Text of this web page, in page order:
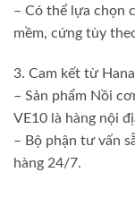
– Có thể lựa chọn
mềm, cứng tùy
3. Cam kết từ
– Sản phẩm Nồi
VE10 là hàng nội
– Bộ phận tư vấn
hàng 24/7.